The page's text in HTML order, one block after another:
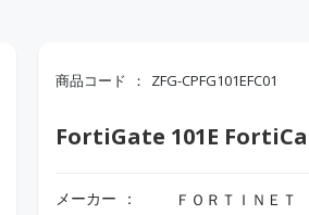
商品コード ZFG-CPFG101EFC01
FortiGate 101E
メーカー ＦＯＲＴＩＮＥＴ